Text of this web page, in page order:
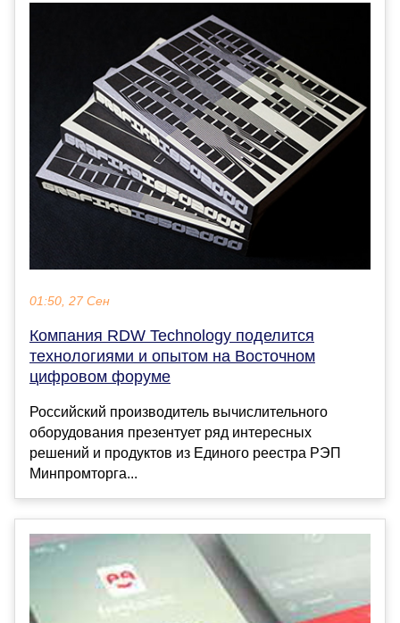
01:50, 27 Сен
Компания RDW Technology поделится
технологиями и опытом на Восточном
цифровом форуме
Российский производитель вычислительного
оборудования презентует ряд интересных
решений и продуктов из Единого реестра РЭП
Минпромторга...